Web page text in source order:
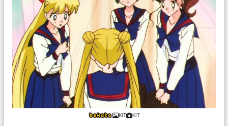
KIT KIT